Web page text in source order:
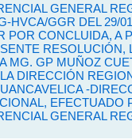
GENERAL
HVCA/GGR DEL 29/
POR CONCLUIDA, A
RESOLUCIÓN,
MG. GP MUÑOZ
DIRECCIÓN
-
EFECTUADO
GENERAL